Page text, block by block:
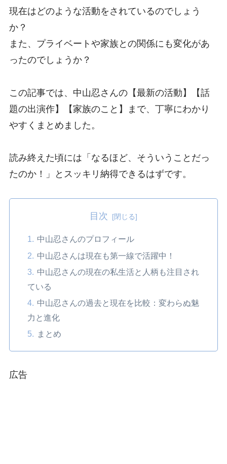
現在はどのような活動をされているのでしょう
か？
また、プライベートや家族との関係にも変化があ
ったのでしょうか？
この記事では、中山忍さんの【最新の活動】【話
題の出演作】【家族のこと】まで、丁寧にわかり
やすくまとめました。
読み終えた頃には「なるほど、そういうことだっ
たのか！」とスッキリ納得できるはずです。
目次
中山忍さんのプロフィール
中山忍さんは現在も第一線で活躍中！
中山忍さんの現在の私生活と人柄も注目され
ている
中山忍さんの過去と現在を比較：変わらぬ魅
力と進化
まとめ
広告